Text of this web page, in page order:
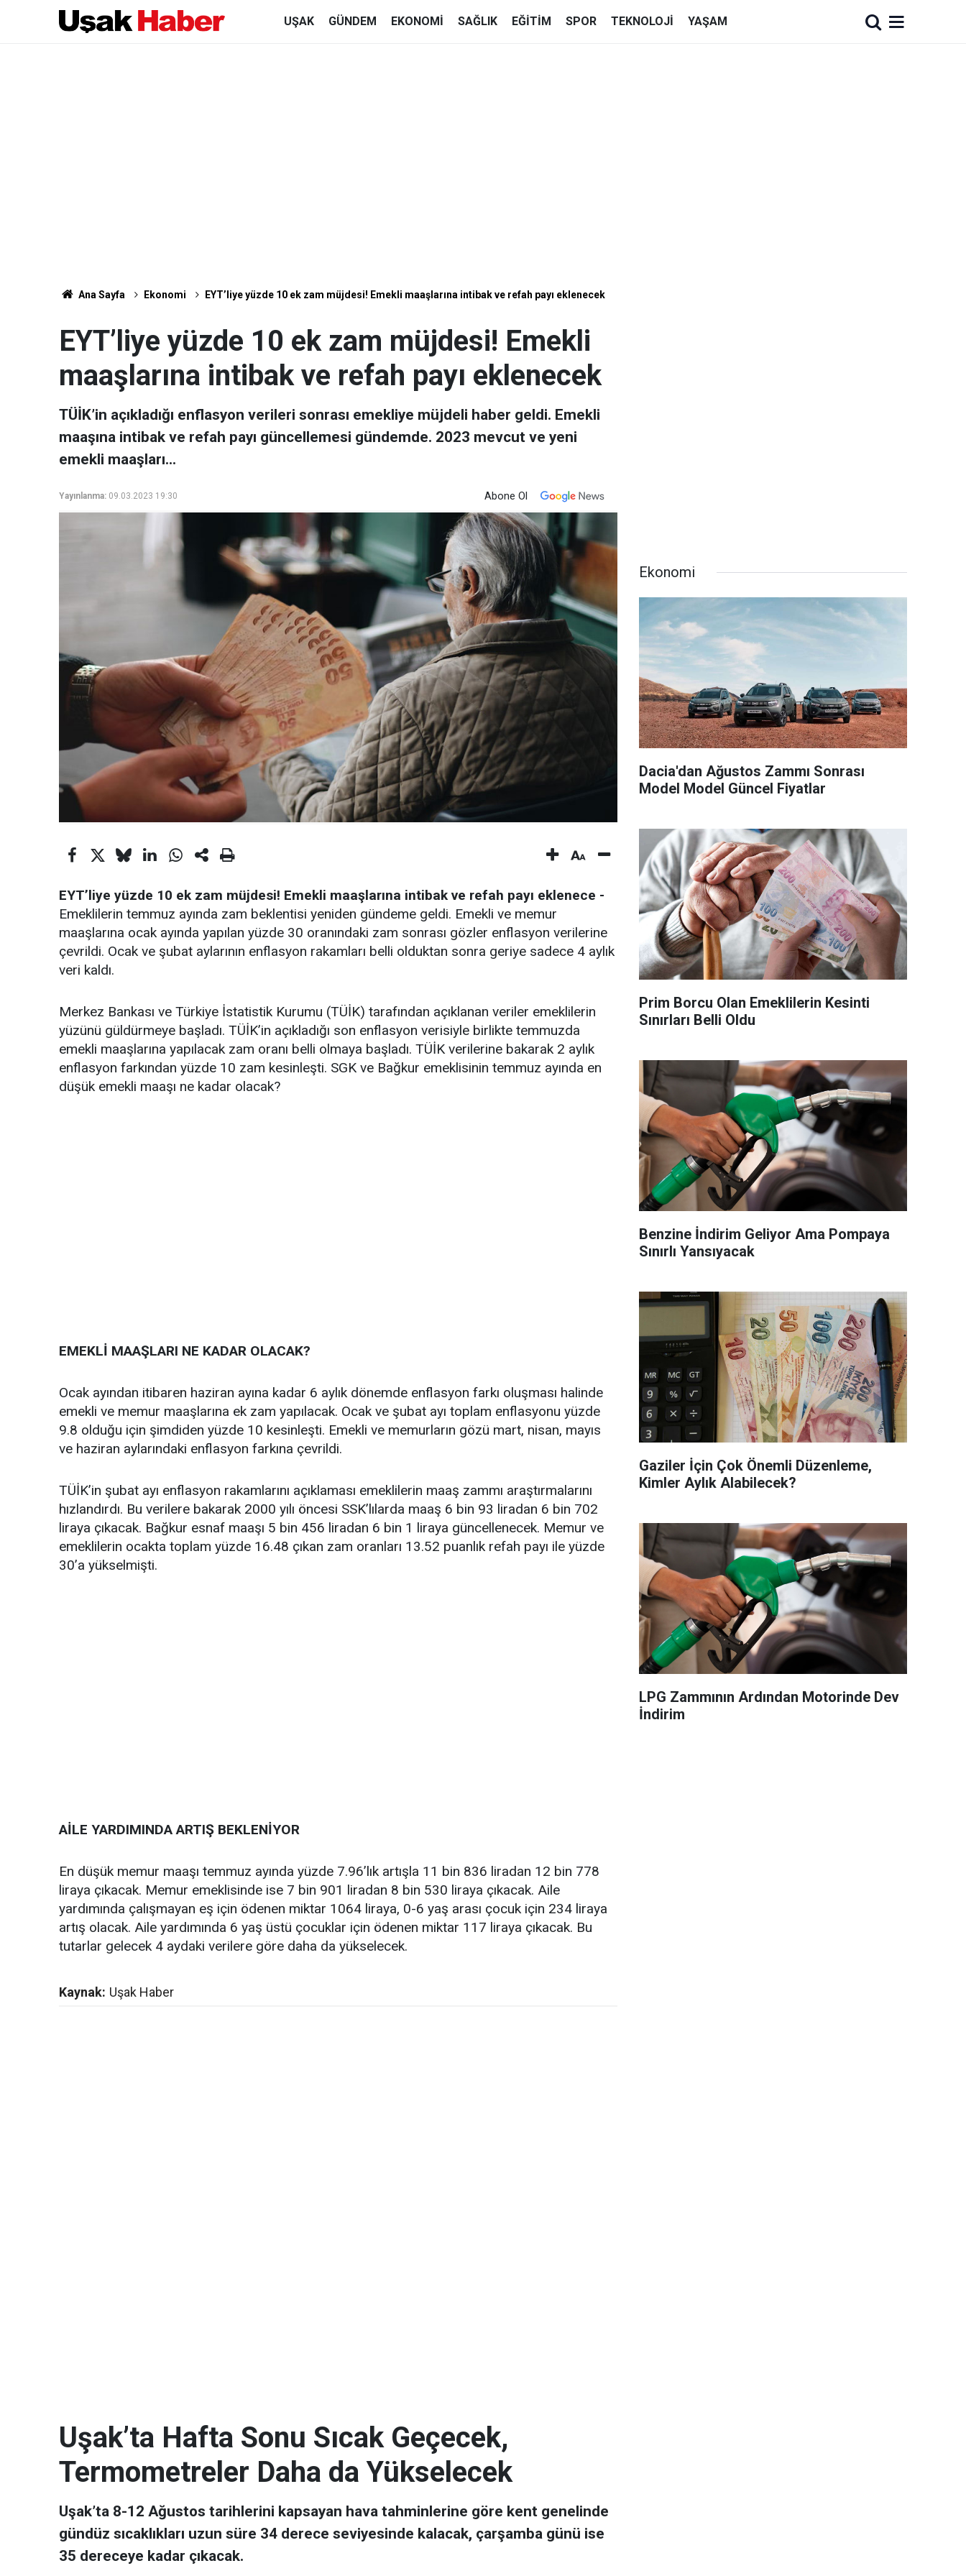
UŞAK GÜNDEM EKONOMI SAĞLIK EĞITIM SPOR TEKNOLOJI YAŞAM
Ana Sayfa Ekonomi EYT’liye yüzde 10 ek zam müjdesi! Emekli maaşlarına intibak ve refah payı eklenecek
EYT’liye yüzde 10 ek zam müjdesi! Emekli
maaşlarına intibak ve refah payı eklenecek
TÜİK’in açıkladığı enflasyon verileri sonrası emekliye müjdeli haber geldi. Emekli
maaşına intibak ve refah payı güncellemesi gündemde. 2023 mevcut ve yeni
emekli maaşları…
Yayınlanma: 09.03.2023 19:30 Abone Ol
EYT’liye yüzde 10 ek zam müjdesi! Emekli maaşlarına intibak ve refah payı eklenece -
Emeklilerin temmuz ayında zam beklentisi yeniden gündeme geldi. Emekli ve memur
maaşlarına ocak ayında yapılan yüzde 30 oranındaki zam sonrası gözler enflasyon verilerine
çevrildi. Ocak ve şubat aylarının enflasyon rakamları belli olduktan sonra geriye sadece 4 aylık
veri kaldı.
Merkez Bankası ve Türkiye İstatistik Kurumu (TÜİK) tarafından açıklanan veriler emeklilerin
yüzünü güldürmeye başladı. TÜİK’in açıkladığı son enflasyon verisiyle birlikte temmuzda
emekli maaşlarına yapılacak zam oranı belli olmaya başladı. TÜİK verilerine bakarak 2 aylık
enflasyon farkından yüzde 10 zam kesinleşti. SGK ve Bağkur emeklisinin temmuz ayında en
düşük emekli maaşı ne kadar olacak?
EMEKLİ MAAŞLARI NE KADAR OLACAK?
Ocak ayından itibaren haziran ayına kadar 6 aylık dönemde enflasyon farkı oluşması halinde
emekli ve memur maaşlarına ek zam yapılacak. Ocak ve şubat ayı toplam enflasyonu yüzde
9.8 olduğu için şimdiden yüzde 10 kesinleşti. Emekli ve memurların gözü mart, nisan, mayıs
ve haziran aylarındaki enflasyon farkına çevrildi.
TÜİK’in şubat ayı enflasyon rakamlarını açıklaması emeklilerin maaş zammı araştırmalarını
hızlandırdı. Bu verilere bakarak 2000 yılı öncesi SSK’lılarda maaş 6 bin 93 liradan 6 bin 702
liraya çıkacak. Bağkur esnaf maaşı 5 bin 456 liradan 6 bin 1 liraya güncellenecek. Memur ve
emeklilerin ocakta toplam yüzde 16.48 çıkan zam oranları 13.52 puanlık refah payı ile yüzde
30’a yükselmişti.
AİLE YARDIMINDA ARTIŞ BEKLENİYOR
En düşük memur maaşı temmuz ayında yüzde 7.96’lık artışla 11 bin 836 liradan 12 bin 778
liraya çıkacak. Memur emeklisinde ise 7 bin 901 liradan 8 bin 530 liraya çıkacak. Aile
yardımında çalışmayan eş için ödenen miktar 1064 liraya, 0-6 yaş arası çocuk için 234 liraya
artış olacak. Aile yardımında 6 yaş üstü çocuklar için ödenen miktar 117 liraya çıkacak. Bu
tutarlar gelecek 4 aydaki verilere göre daha da yükselecek.
Kaynak: Uşak Haber
Ekonomi
Dacia'dan Ağustos Zammı Sonrası
Model Model Güncel Fiyatlar
Prim Borcu Olan Emeklilerin Kesinti
Sınırları Belli Oldu
Benzine İndirim Geliyor Ama Pompaya
Sınırlı Yansıyacak
Gaziler İçin Çok Önemli Düzenleme,
Kimler Aylık Alabilecek?
LPG Zammının Ardından Motorinde Dev
İndirim
Uşak’ta Hafta Sonu Sıcak Geçecek,
Termometreler Daha da Yükselecek
Uşak’ta 8-12 Ağustos tarihlerini kapsayan hava tahminlerine göre kent genelinde
gündüz sıcaklıkları uzun süre 34 derece seviyesinde kalacak, çarşamba günü ise
35 dereceye kadar çıkacak.